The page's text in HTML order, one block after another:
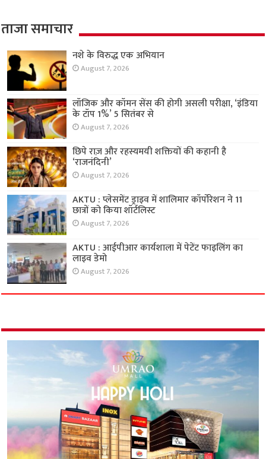
ताजा समाचार
नशे के विरुद्ध एक अभियान
August 7, 2026
लॉजिक और कॉमन सेंस की होगी असली परीक्षा, ‘इंडिया
के टॉप 1%’ 5 सितंबर से
August 7, 2026
छिपे राज़ और रहस्यमयी शक्तियों की कहानी है
‘राजनंदिनी’
August 7, 2026
AKTU : प्लेसमेंट ड्राइव में शालिमार कॉर्पोरेशन ने 11
छात्रों को किया शॉर्टलिस्ट
August 7, 2026
AKTU : आईपीआर कार्यशाला में पेटेंट फाइलिंग का
लाइव डेमो
August 7, 2026